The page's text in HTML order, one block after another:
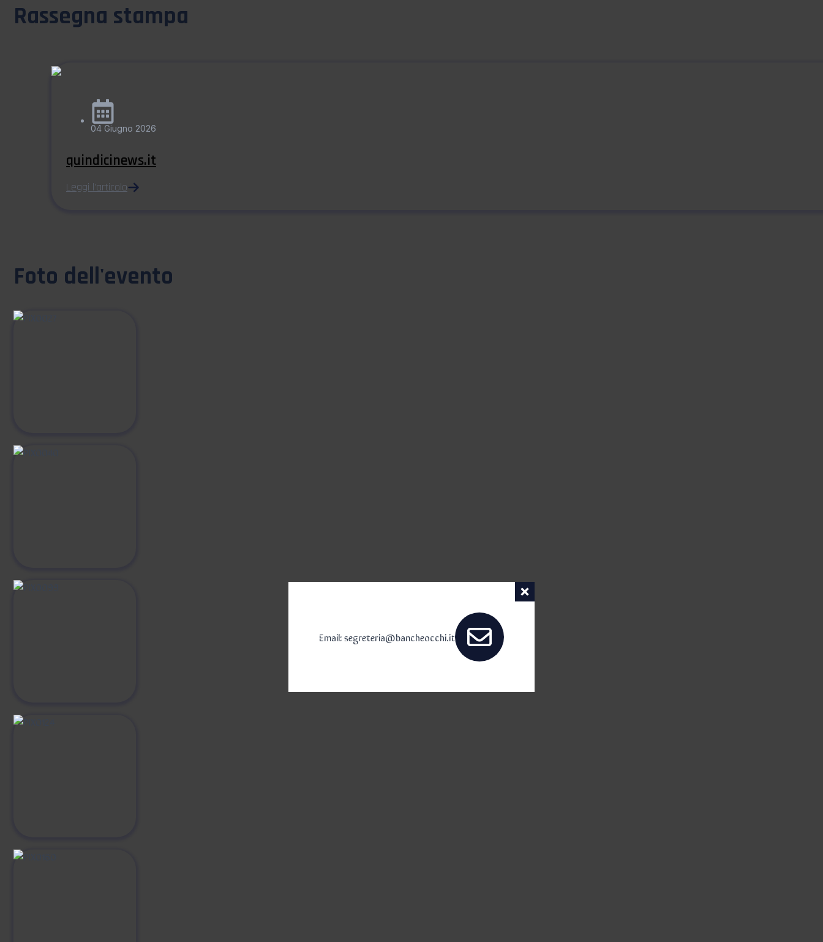
Rassegna stampa
04 Giugno 2026
quindicinews.it
Leggi l'articolo
Foto dell'evento
Email: segreteria@bancheocchi.it